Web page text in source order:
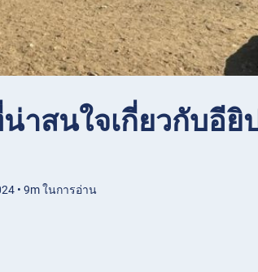
าสนใจเกี่ยวกับอียิ
• 9m ในการอ่าน